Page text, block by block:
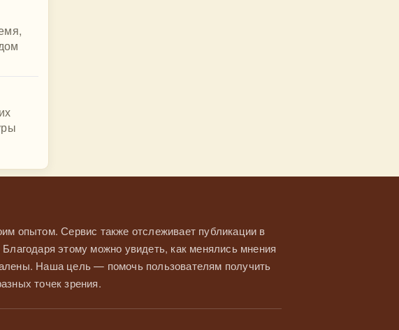
опытом. Сервис также отслеживает публикации в
этому можно увидеть, как менялись мнения
Наша цель — помочь пользователям получить
точек зрения.